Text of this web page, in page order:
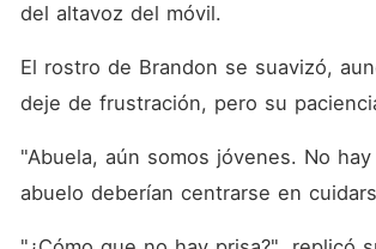
del altavoz del móvil.
El rostro de Brandon se suavizó,
deje de frustración, pero su
"Abuela, aún somos jóvenes. No
abuelo deberían centrarse en